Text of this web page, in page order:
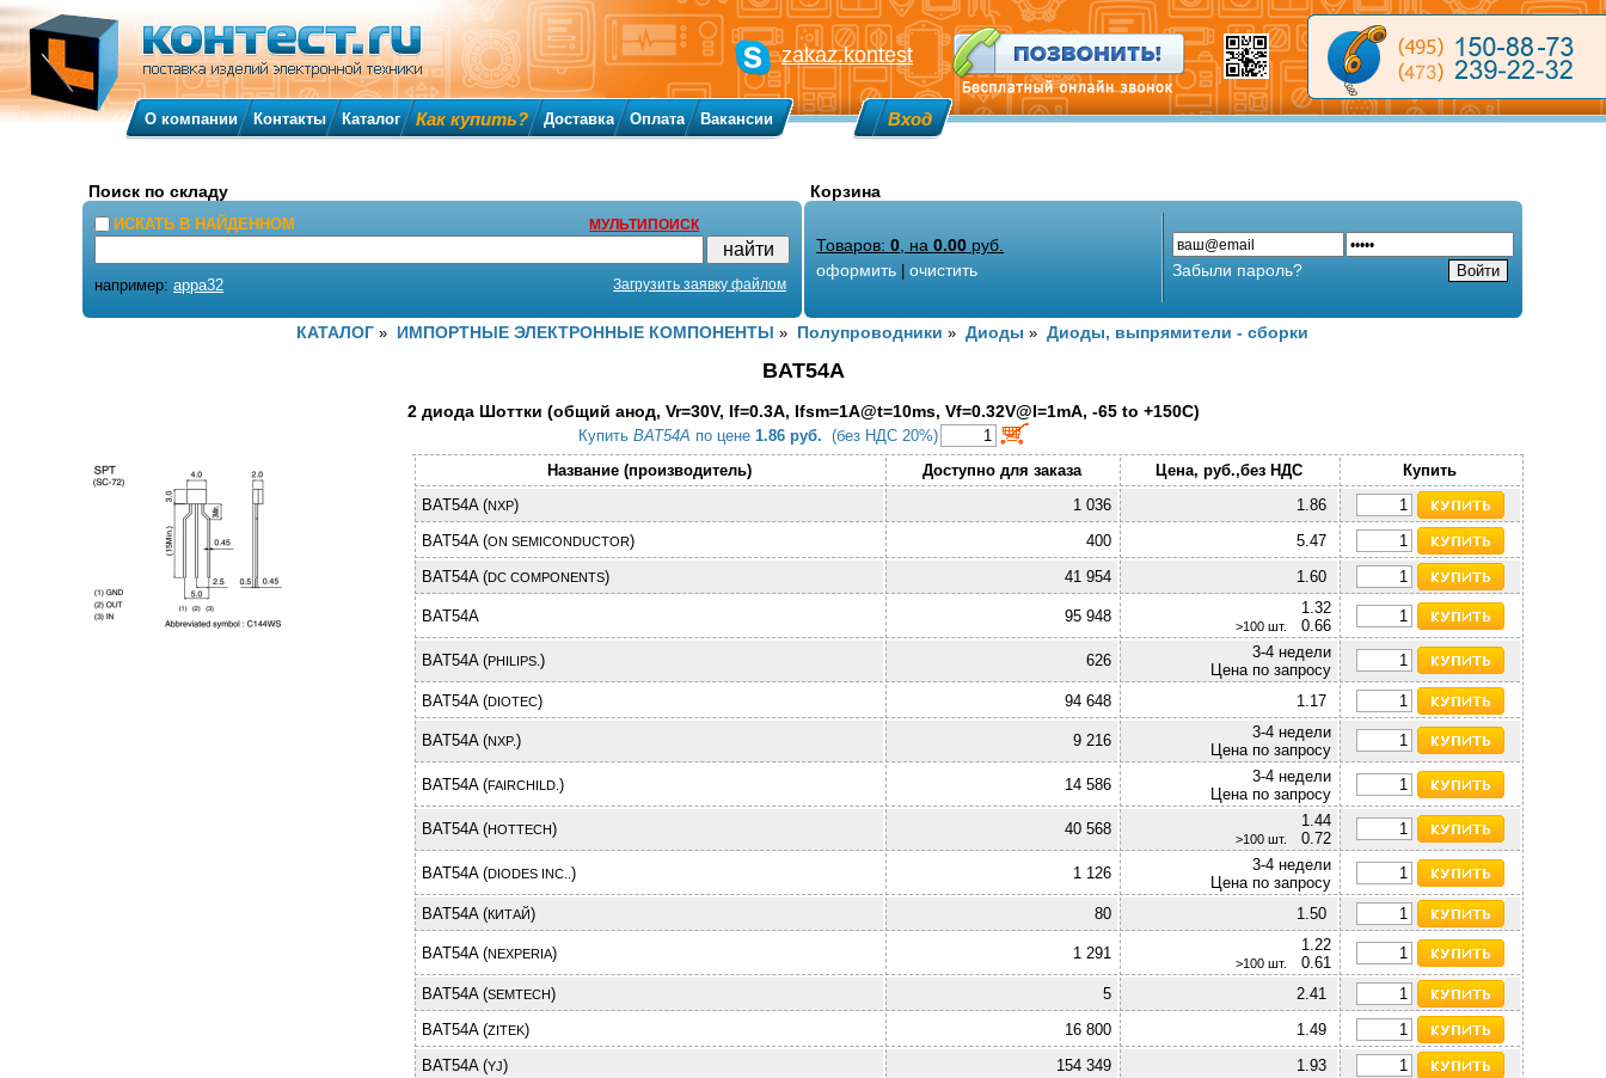
BAT54A
2 диода Шоттки (общий анод, Vr=30V, If=0.3A, Ifsm=1A@t=10ms, Vf=0.32V@I=1mA, -65 to +150C)
Купить BAT54A по цене 1.86 руб. (без НДС 20%)
Название (производитель)
Доступно для заказа Цена, руб.,без НДС
Купить
BAT54A (NXP) 1 036
1.86
BAT54A (ON SEMICONDUCTOR) 400
5.47
BAT54A (DC COMPONENTS) 41 954 1.60
BAT54A 95 948 1.32
>100 шт.
0.66
BAT54A (PHILIPS. ) 626
3-4 недели
Цена по запросу
BAT54A (DIOTEC) 94 648 1.17
BAT54A (NXP.) 9 216
3-4 недели
Цена по запросу
BAT54A (FAIRCHILD. ) 14 586
3-4 недели
Цена по запросу
BAT54A (HOTTECH) 40 568 1.44
>100 шт.
0.72
BAT54A (DIODES INC.. ) 1 126
3-4 недели
Цена по запросу
BAT54A (КИТАЙ) 80 1.50
BAT54A (NEXPERIA) 1 291 1.22
>100 шт.
0.61
BAT54A (SEMTECH) 5
2.41
BAT54A (ZITEK) 16 800
1.49
BAT54A (YJ) 154 349
1.93
КАТАЛОГ » ИМПОРТНЫЕ ЭЛЕКТРОННЫЕ КОМПОНЕНТЫ » Полупроводники »Диоды »Диоды, выпрямители - сборки
zakaz.kontest
О компании Контакты Каталог Как купить? Доставка Оплата Вакансии Вход
Поиск по складу
ИСКАТЬ В НАЙДЕННОМ МУЛЬТИПОИСК
например:appa32 Загрузить заявку файлом
Корзина
Товаров:0 , на0.00 руб.
оформить |очистить Забыли пароль?